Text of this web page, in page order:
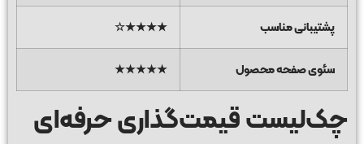
پشتیبانی مناسب ★★★★☆
سئوی صفحه محصول ★★★★★
چک‌لیست قیمت‌گذاری حرفه‌ای